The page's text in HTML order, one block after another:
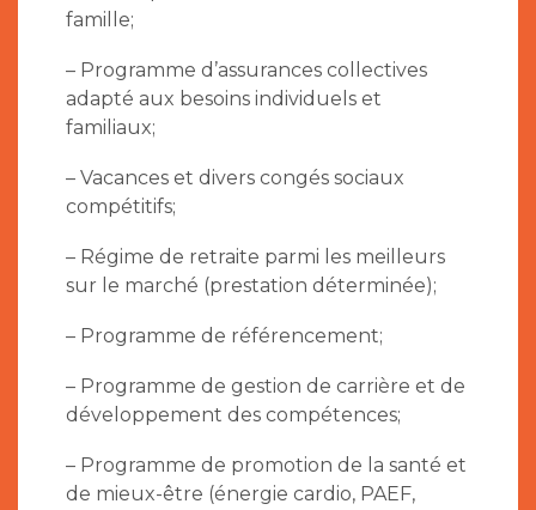
famille;
– Programme d’assurances collectives
adapté aux besoins individuels et
familiaux;
– Vacances et divers congés sociaux
compétitifs;
– Régime de retraite parmi les meilleurs
sur le marché (prestation déterminée);
– Programme de référencement;
– Programme de gestion de carrière et de
développement des compétences;
– Programme de promotion de la santé et
de mieux-être (énergie cardio, PAEF,